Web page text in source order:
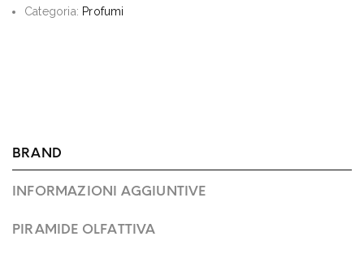
Categoria: Profumi
BRAND
INFORMAZIONI AGGIUNTIVE
PIRAMIDE OLFATTIVA